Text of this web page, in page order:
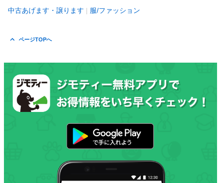
中古あげます・譲ります 服/ファッション
ページTOPへ